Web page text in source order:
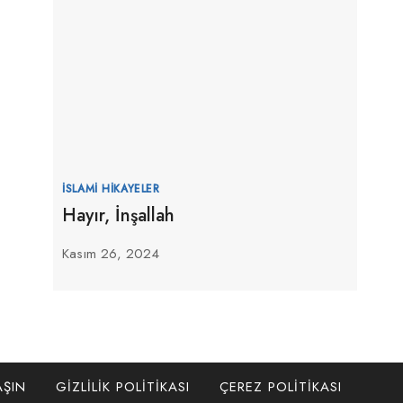
İSLAMI HIKAYELER
Hayır, İnşallah
Kasım 26, 2024
GIZLILIK POLITIKASI ÇEREZ POLITIKASI